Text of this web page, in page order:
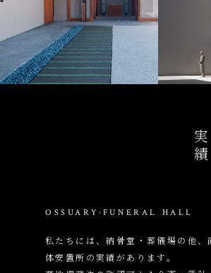
実績
OSSUARY·FUNERAL HALL
私たちには、納骨堂・葬儀場の他、
体安置所の実績があります。